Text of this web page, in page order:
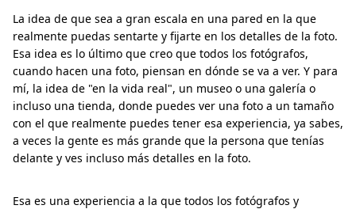
La idea de que sea a gran escala en una pared en la que
realmente puedas sentarte y fijarte en los detalles de la foto.
Esa idea es lo último que creo que todos los fotógrafos,
cuando hacen una foto, piensan en dónde se va a ver. Y para
mí, la idea de "en la vida real", un museo o una galería o
incluso una tienda, donde puedes ver una foto a un tamaño
con el que realmente puedes tener esa experiencia, ya sabes,
a veces la gente es más grande que la persona que tenías
delante y ves incluso más detalles en la foto.
Esa es una experiencia a la que todos los fotógrafos y